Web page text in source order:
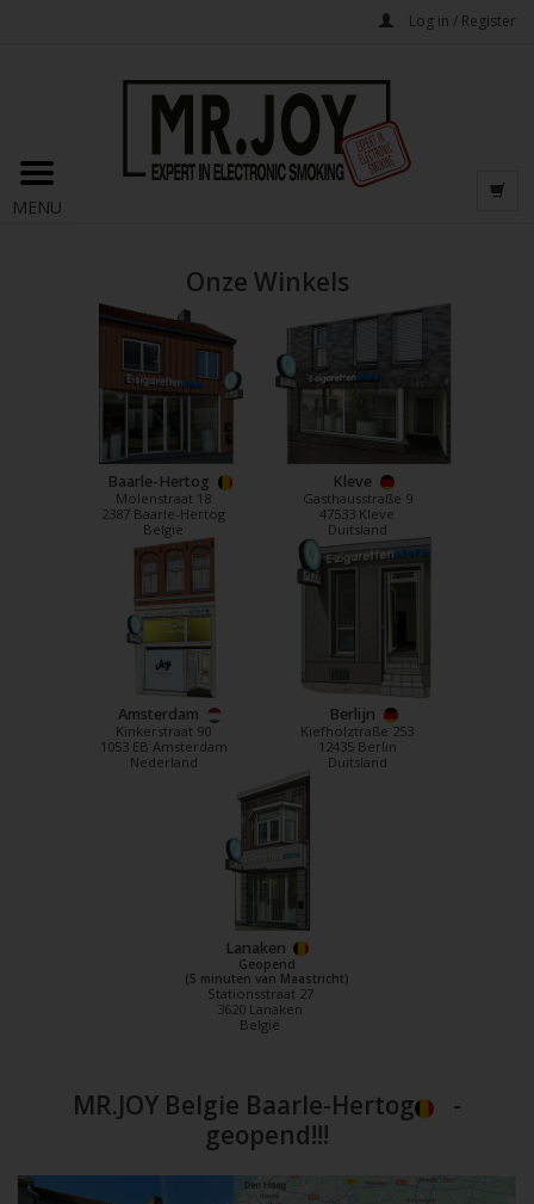
Log in / Register
MENU
Onze Winkels
Baarle-Hertog
Molenstraat 18
2387 Baarle-Hertog
België
Kleve
Gasthausstraße 9
47533 Kleve
Duitsland
Amsterdam
Kinkerstraat 90
1053 EB Amsterdam
Nederland
Berlijn
Kiefholztraße 253
12435 Berlin
Duitsland
Lanaken
Geopend
(5 minuten van Maastricht)
Stationsstraat 27
3620 Lanaken
België
MR.JOY Belgie Baarle-Hertog
-
geopend!!!